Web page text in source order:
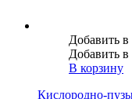
Добавить в
Добавить в
В корзину
Кислородно-